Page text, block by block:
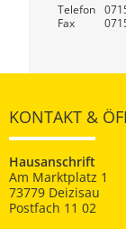
Telefon
Fax
KONTAKT &
Hausanschrift
Am Marktplatz 1
73779 Deizisau
Postfach 11 02